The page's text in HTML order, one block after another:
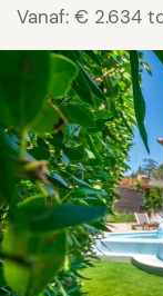
Vanaf: € 2.634